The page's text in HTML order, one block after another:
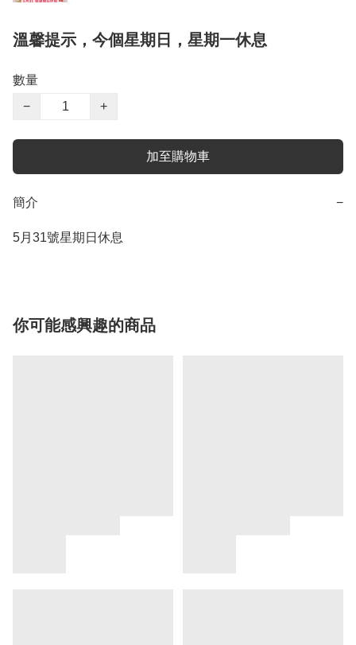
溫馨提示，今個星期日，星期一休息
數量
−
+
加至購物車
簡介 −
5月31號星期日休息
你可能感興趣的商品